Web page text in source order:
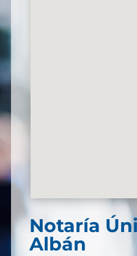
Notaría
Albán